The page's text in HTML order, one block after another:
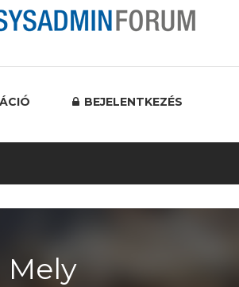
BEJELENTKEZÉS
Mely